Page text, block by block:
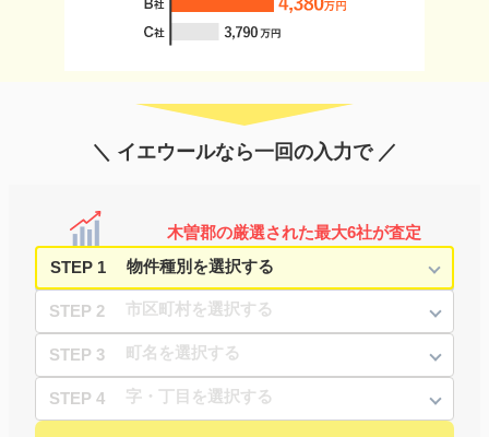
＼ イエウールなら一回の入力で ／
木曽郡の厳選された最大6社が査定
STEP 1
STEP 2
STEP 3
STEP 4